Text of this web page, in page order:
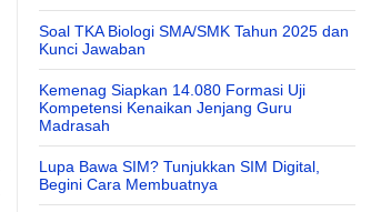
Soal TKA Biologi SMA/SMK Tahun 2025 dan
Kunci Jawaban
Kemenag Siapkan 14.080 Formasi Uji
Kompetensi Kenaikan Jenjang Guru
Madrasah
Lupa Bawa SIM? Tunjukkan SIM Digital,
Begini Cara Membuatnya